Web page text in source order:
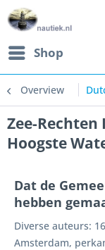
Shop
Overview
Zee-
Hoogste
Dat de
hebben
Diverse auteurs:
Amsterdam,